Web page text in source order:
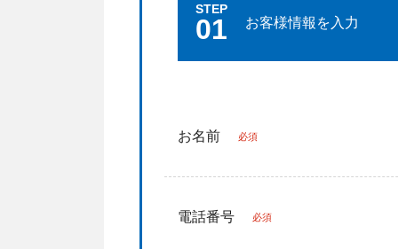
STEP
01 お客様情報を入力
お名前 必須
電話番号 必須